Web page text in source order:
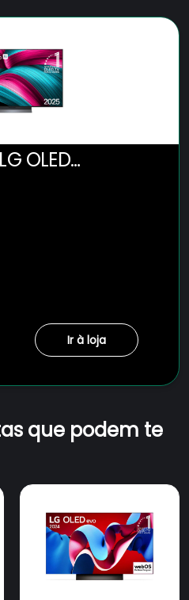
OLED
Slim a9 Gen8
Black
Ir à loja
que podem te